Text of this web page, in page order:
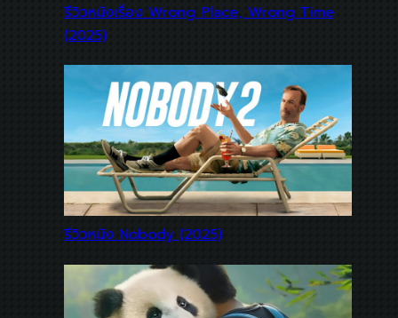
รีวิวหนังเรื่อง Wrong Place, Wrong Time
(2025)
รีวิวหนัง Nobody (2025)